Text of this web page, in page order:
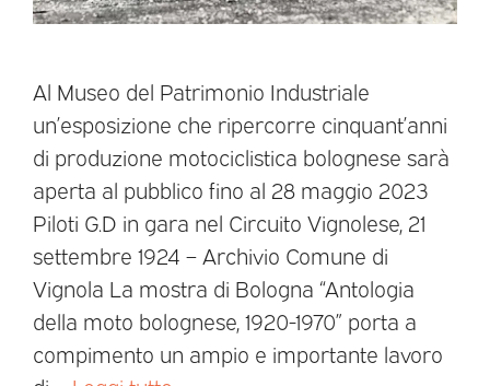
Al Museo del Patrimonio Industriale
un’esposizione che ripercorre cinquant’anni
di produzione motociclistica bolognese sarà
aperta al pubblico fino al 28 maggio 2023
Piloti G.D in gara nel Circuito Vignolese, 21
settembre 1924 – Archivio Comune di
Vignola La mostra di Bologna “Antologia
della moto bolognese, 1920-1970” porta a
compimento un ampio e importante lavoro